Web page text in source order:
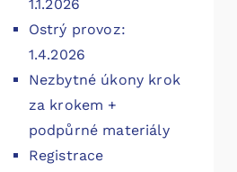
1.1.2026
Ostrý provoz:
1.4.2026
Nezbytné úkony krok
za krokem +
podpůrné materiály
Registrace